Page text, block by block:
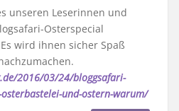
unseren Leserinnen und
Osterspecial
wird ihnen sicher Spaß
2016/03/24/bloggsafari-
und-ostern-warum/